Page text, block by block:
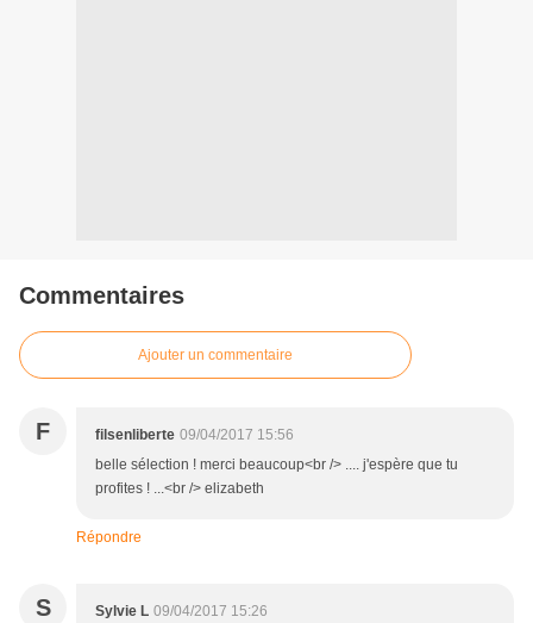
Commentaires
Ajouter un commentaire
F filsenliberte 09/04/2017 15:56
belle sélection ! merci beaucoup<br /> .... j'espère que tu
profites ! ...<br /> elizabeth
Répondre
S Sylvie L 09/04/2017 15:26